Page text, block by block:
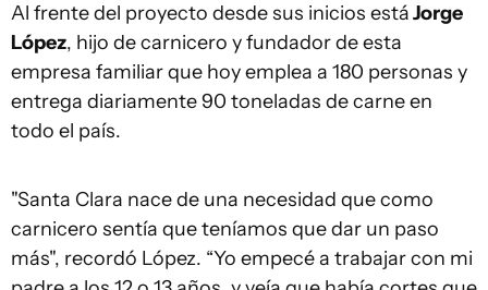
Al frente del proyecto desde sus inicios estáJorge
López, hijo de carnicero y fundador de esta
empresa familiar que hoy emplea a 180 personas y
entrega diariamente 90 toneladas de carne en
todo el país.
"Santa Clara nace de una necesidad que como
carnicero sentía que teníamos que dar un paso
más", recordó López. “Yo empecé a trabajar con mi